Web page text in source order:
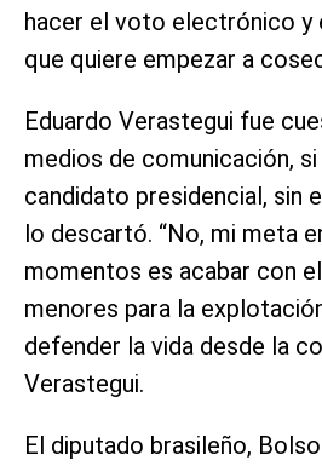
hacer el voto electrónico y
que quiere empezar a
Eduardo Verastegui fue
medios de comunicación,
candidato presidencial, sin
lo descartó. “No, mi meta
momentos es acabar con
menores para la
defender la vida desde la
Verastegui.
El diputado brasileño,